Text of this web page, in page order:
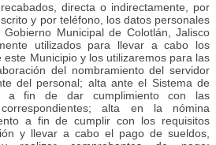
directa o indirectamente, por
y por teléfono, los datos personales
Municipal de Colotlán, Jalisco
utilizados para llevar a cabo los
Municipio y los utilizaremos para las
del nombramiento del servidor
del personal; alta ante el Sistema de
a fin de dar cumplimiento con las
alta en la nómina
a fin de cumplir con los requisitos
y llevar a cabo el pago de sueldos,